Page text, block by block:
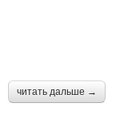
читать дальше →